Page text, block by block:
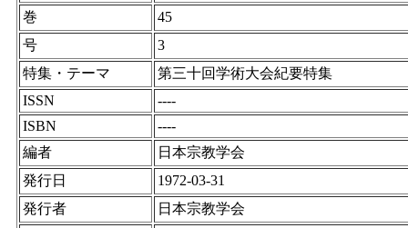
巻
45
号
3
特集・テーマ
第三十回学術大会紀要特集
ISSN
----
ISBN
----
編者
日本宗教学会
発行日
1972-03-31
発行者
日本宗教学会